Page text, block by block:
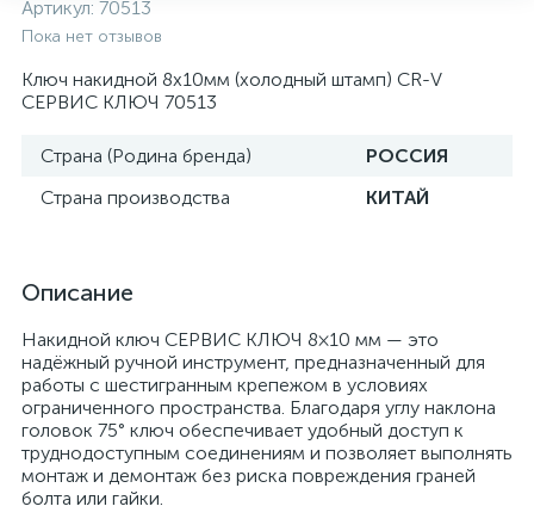
Артикул: 70513
Пока нет отзывов
Ключ накидной 8х10мм (холодный штамп) CR-V
СЕРВИС КЛЮЧ 70513
Страна (Родина бренда)
РОССИЯ
Страна производства
КИТАЙ
Описание
Накидной ключ СЕРВИС КЛЮЧ 8×10 мм — это
надёжный ручной инструмент, предназначенный для
работы с шестигранным крепежом в условиях
ограниченного пространства. Благодаря углу наклона
головок 75° ключ обеспечивает удобный доступ к
труднодоступным соединениям и позволяет выполнять
монтаж и демонтаж без риска повреждения граней
болта или гайки.